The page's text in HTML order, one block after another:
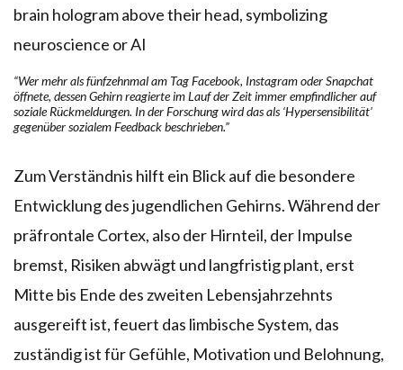
“Wer mehr als fünfzehnmal am Tag Facebook, Instagram oder Snapchat
öffnete, dessen Gehirn reagierte im Lauf der Zeit immer empfindlicher auf
soziale Rückmeldungen. In der Forschung wird das als ‘Hypersensibilität’
gegenüber sozialem Feedback beschrieben.”
Zum Verständnis hilft ein Blick auf die besondere
Entwicklung des jugendlichen Gehirns. Während der
präfrontale Cortex, also der Hirnteil, der Impulse
bremst, Risiken abwägt und langfristig plant, erst
Mitte bis Ende des zweiten Lebensjahrzehnts
ausgereift ist, feuert das limbische System, das
zuständig ist für Gefühle, Motivation und Belohnung,